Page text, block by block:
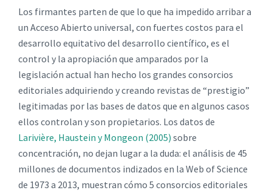
Los firmantes parten de que lo que ha impedido arribar a
un Acceso Abierto universal, con fuertes costos para el
desarrollo equitativo del desarrollo científico, es el
control y la apropiación que amparados por la
legislación actual han hecho los grandes consorcios
editoriales adquiriendo y creando revistas de “prestigio”
legitimadas por las bases de datos que en algunos casos
ellos controlan y son propietarios. Los datos de
Larivière, Haustein y Mongeon (2005) sobre
concentración, no dejan lugar a la duda: el análisis de 45
millones de documentos indizados en la Web of Science
de 1973 a 2013, muestran cómo 5 consorcios editoriales